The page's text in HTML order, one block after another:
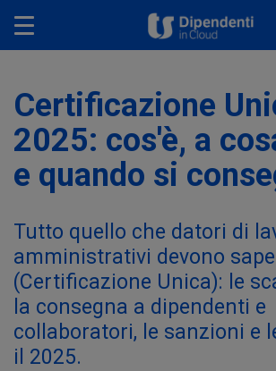
Toggle navigation
Certificazione
2025: cos'è, a
e quando si
Tutto quello che datori di
amministrativi devono
(Certificazione Unica): le
la consegna a dipendenti e
collaboratori, le sanzioni e
il 2025.